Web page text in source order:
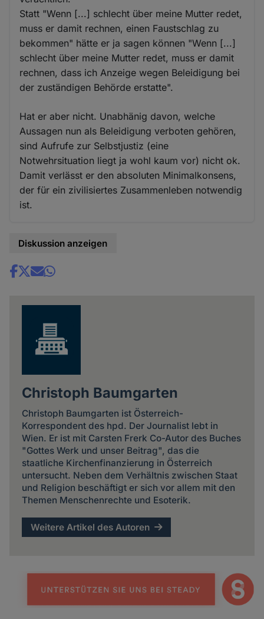
Statt "Wenn [...] schlecht über meine Mutter redet,
muss er damit rechnen, einen Faustschlag zu
bekommen" hätte er ja sagen können "Wenn [...]
schlecht über meine Mutter redet, muss er damit
rechnen, dass ich Anzeige wegen Beleidigung bei
der zuständigen Behörde erstatte".
Hat er aber nicht. Unabhänig davon, welche
Aussagen nun als Beleidigung verboten gehören,
sind Aufrufe zur Selbstjustiz (eine
Notwehrsituation liegt ja wohl kaum vor) nicht ok.
Damit verlässt er den absoluten Minimalkonsens,
der für ein zivilisiertes Zusammenleben notwendig
ist.
Diskussion anzeigen
Share
Christoph Baumgarten
Christoph Baumgarten ist Österreich-
Korrespondent des hpd. Der Journalist lebt in
Wien. Er ist mit Carsten Frerk Co-Autor des Buches
"Gottes Werk und unser Beitrag", das die
staatliche Kirchenfinanzierung in Österreich
untersucht. Neben dem Verhältnis zwischen Staat
und Religion beschäftigt er sich vor allem mit den
Themen Menschenrechte und Esoterik.
Weitere Artikel des Autoren